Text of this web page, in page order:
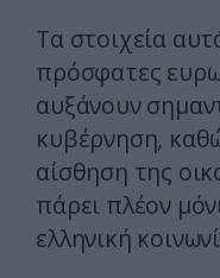
Τα στοιχεία
πρόσφατες
αυξάνουν
κυβέρνηση,
αίσθηση της
πάρει πλέον
ελληνική